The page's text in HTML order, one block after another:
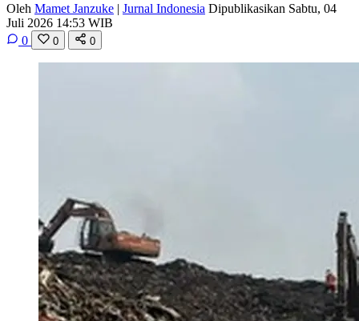
Oleh Mamet Janzuke | Jurnal Indonesia Dipublikasikan Sabtu, 04
Juli 2026 14:53 WIB
0
0 0